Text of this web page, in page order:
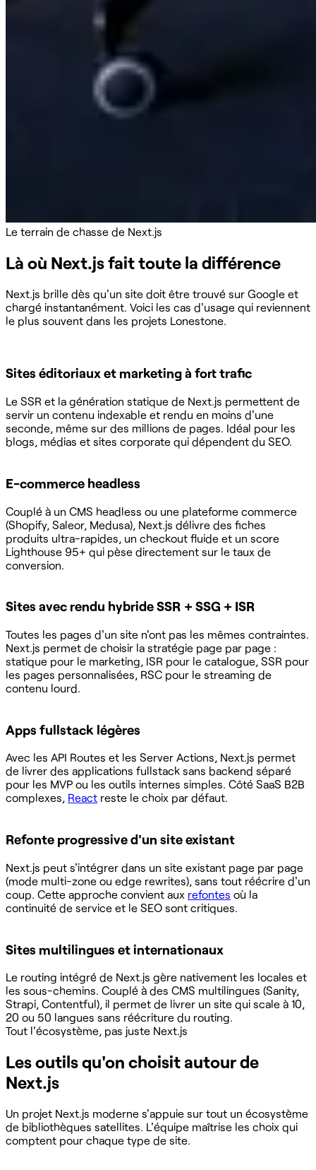
Le terrain de chasse de Next.js
Là où Next.js fait toute la différence
Next.js brille dès qu'un site doit être trouvé sur Google et
chargé instantanément. Voici les cas d'usage qui reviennent
le plus souvent dans les projets Lonestone.
Sites éditoriaux et marketing à fort trafic
Le SSR et la génération statique de Next.js permettent de
servir un contenu indexable et rendu en moins d'une
seconde, même sur des millions de pages. Idéal pour les
blogs, médias et sites corporate qui dépendent du SEO.
E-commerce headless
Couplé à un CMS headless ou une plateforme commerce
(Shopify, Saleor, Medusa), Next.js délivre des fiches
produits ultra-rapides, un checkout fluide et un score
Lighthouse 95+ qui pèse directement sur le taux de
conversion.
Sites avec rendu hybride SSR + SSG + ISR
Toutes les pages d'un site n'ont pas les mêmes contraintes.
Next.js permet de choisir la stratégie page par page :
statique pour le marketing, ISR pour le catalogue, SSR pour
les pages personnalisées, RSC pour le streaming de
contenu lourd.
Apps fullstack légères
Avec les API Routes et les Server Actions, Next.js permet
de livrer des applications fullstack sans backend séparé
pour les MVP ou les outils internes simples. Côté SaaS B2B
complexes, React reste le choix par défaut.
Refonte progressive d'un site existant
Next.js peut s'intégrer dans un site existant page par page
(mode multi-zone ou edge rewrites), sans tout réécrire d'un
coup. Cette approche convient aux refontes où la
continuité de service et le SEO sont critiques.
Sites multilingues et internationaux
Le routing intégré de Next.js gère nativement les locales et
les sous-chemins. Couplé à des CMS multilingues (Sanity,
Strapi, Contentful), il permet de livrer un site qui scale à 10,
20 ou 50 langues sans réécriture du routing.
Tout l'écosystème, pas juste Next.js
Les outils qu'on choisit autour de
Next.js
Un projet Next.js moderne s'appuie sur tout un écosystème
de bibliothèques satellites. L'équipe maîtrise les choix qui
comptent pour chaque type de site.